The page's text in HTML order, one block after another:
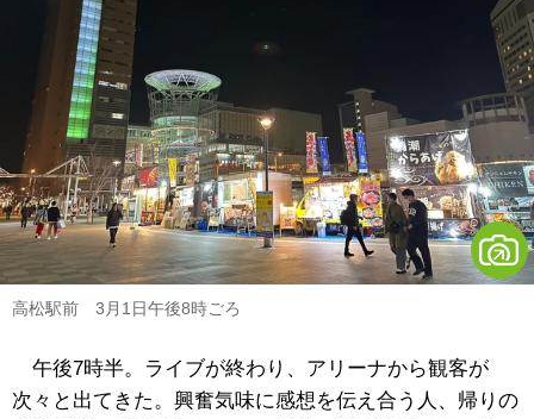
高松駅前 3月1日午後8時ごろ
午後7時半。ライブが終わり、アリーナから観客が
次々と出てきた。興奮気味に感想を伝え合う人、帰りの